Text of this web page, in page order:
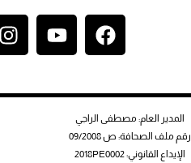
المدير العام: مصطفى الراجي
رقم ملف الصحافة: ص 09/2008
الإيداع القانوني: 2018PE0002